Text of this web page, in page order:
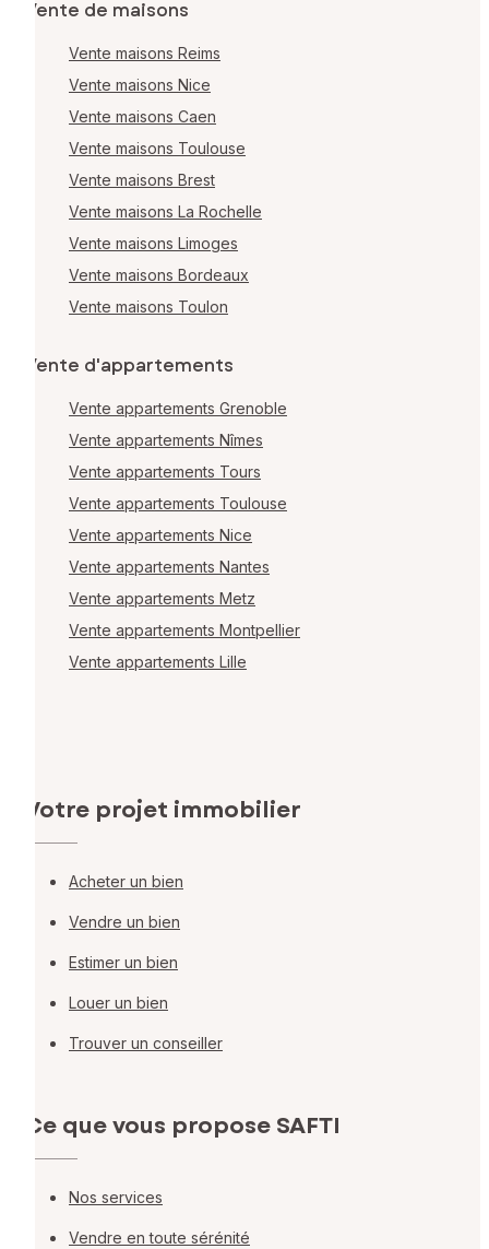
Vente de maisons
Vente maisons Reims
Vente maisons Nice
Vente maisons Caen
Vente maisons Toulouse
Vente maisons Brest
Vente maisons La Rochelle
Vente maisons Limoges
Vente maisons Bordeaux
Vente maisons Toulon
Vente d'appartements
Vente appartements Grenoble
Vente appartements Nîmes
Vente appartements Tours
Vente appartements Toulouse
Vente appartements Nice
Vente appartements Nantes
Vente appartements Metz
Vente appartements Montpellier
Vente appartements Lille
Votre projet immobilier
Acheter un bien
Vendre un bien
Estimer un bien
Louer un bien
Trouver un conseiller
Ce que vous propose SAFTI
Nos services
Vendre en toute sérénité